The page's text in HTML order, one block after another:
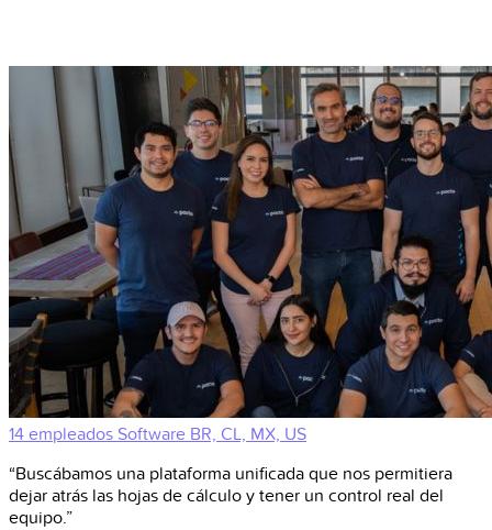
14 empleados Software BR, CL, MX, US
“Buscábamos una plataforma unificada que nos permitiera
dejar atrás las hojas de cálculo y tener un control real del
equipo.”